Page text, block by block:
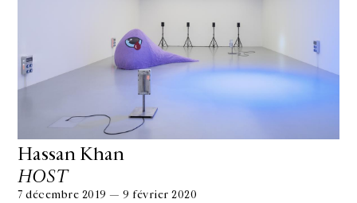
Hassan Khan
HOST
7 décembre 2019 — 9 février 2020